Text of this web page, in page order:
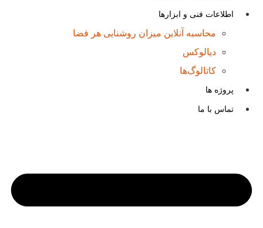
اطلاعات فنی و ابزارها
محاسبه آنلاین میزان روشنایی هر فضا
دیالوکس
کاتالوگ‌ها
پروژه ها
تماس با ما